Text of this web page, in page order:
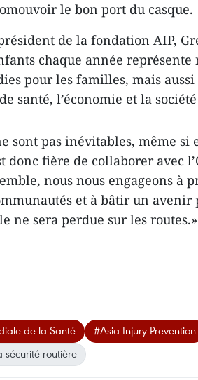
le bon port du casque.
de la fondation AIP,
chaque année représente
pour les familles, mais
santé, l’économie et la
sont pas inévitables, même si
donc fière de collaborer avec
nous nous engageons à
et à bâtir un avenir
ne sera perdue sur les
de la Santé
#Asia Injury Prevention
routière